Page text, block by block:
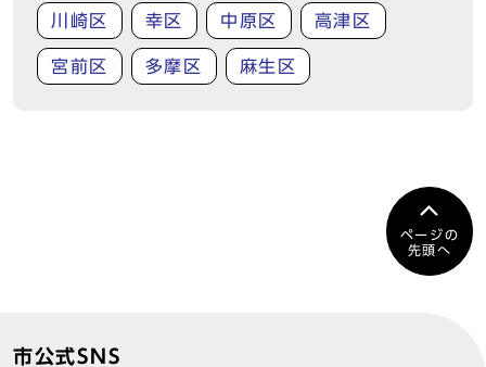
川崎区 幸区 中原区 高津区
宮前区 多摩区 麻生区
ページの
先頭へ
市公式SNS